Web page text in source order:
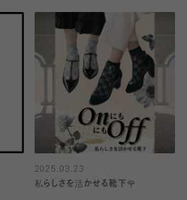
2025.03.23
私らしさを活かせる靴下🌹